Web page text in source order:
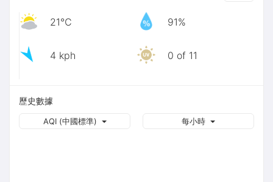
21℃ 91%
4 kph 0 of 11
歷史數據
每小時
AQI (中國標準)